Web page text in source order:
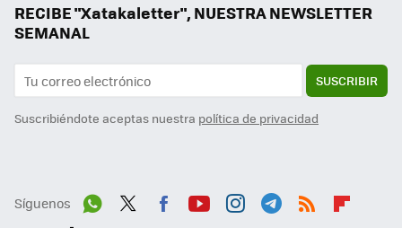
RECIBE "Xatakaletter", NUESTRA NEWSLETTER
SEMANAL
SUSCRIBIR
Suscribiéndote aceptas nuestra política de privacidad
Síguenos